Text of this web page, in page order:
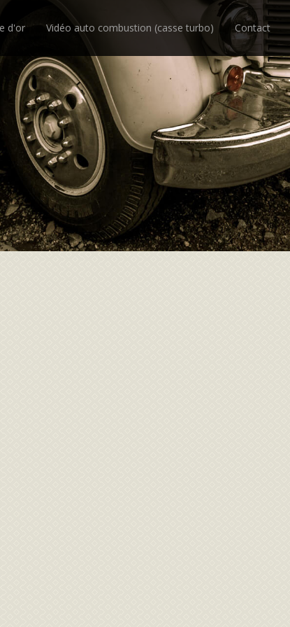
d'or Vidéo auto combustion (casse turbo) Contact